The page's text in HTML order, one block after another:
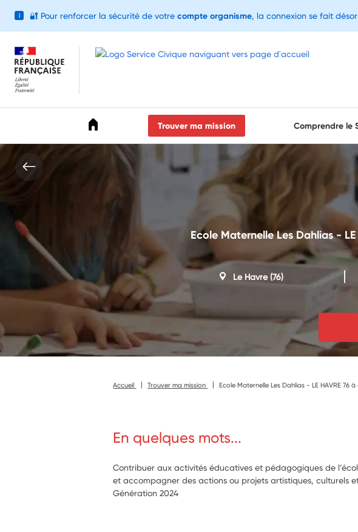
Trouver ma mission Comprendre le
Ecole Maternelle Les Dahlias -
Le Havre(76)
Accueil Trouver ma mission Ecole Maternelle Les Dahlias - LE HAVRE
En quelques mots...
Contribuer aux activités éducatives et pédagogiques de
et accompagner des actions ou projets artistiques, culturels
Génération 2024
i 🔐 Pour renforcer la sécurité de votre compte organisme, la connexion se fait